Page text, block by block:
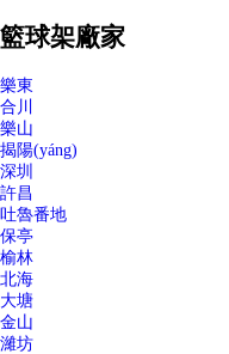
籃球架廠家
樂東
合川
樂山
揭陽(yáng)
深圳
許昌
吐魯番地
保亭
榆林
北海
大塘
金山
濰坊